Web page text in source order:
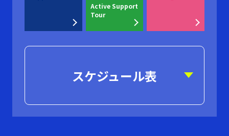
Active Support
Tour
スケジュール表